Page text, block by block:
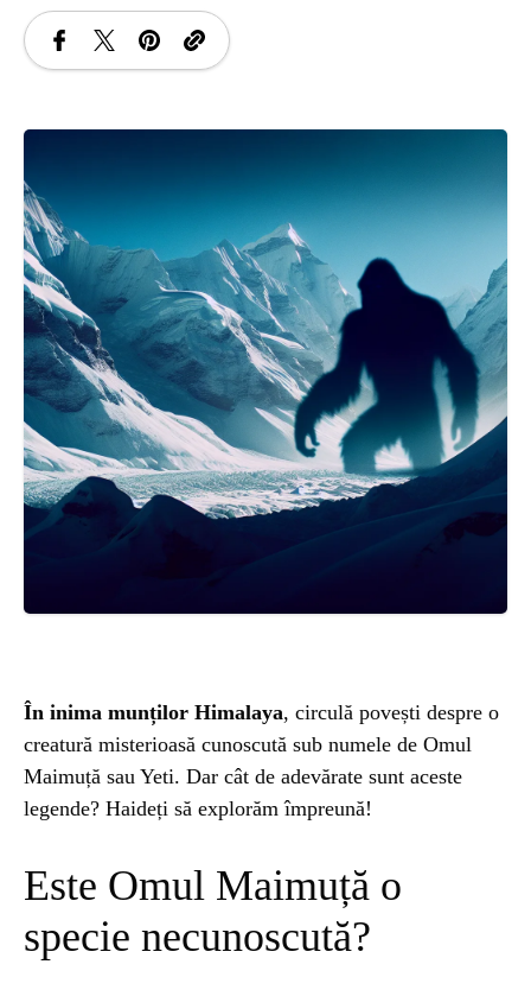
În inima munților Himalaya, circulă povești despre o
creatură misterioasă cunoscută sub numele de Omul
Maimuță sau Yeti. Dar cât de adevărate sunt aceste
legende? Haideți să explorăm împreună!
Este Omul Maimuță o
specie necunoscută?
SANATATE
INGRIJIRE
ISTORIE
NATURĂ
STIRI
ȘTIINȚA
ANIMALE
INSTALEAZ
APLICATIA